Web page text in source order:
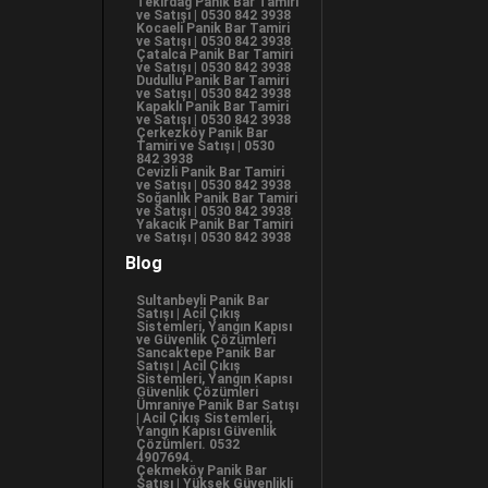
çıkış
kapımıza
taktırdık.
Sağlam
malzeme
kullanılmış.
Uzun ömürlü
olduğu belli
oluyor.”
0530 842 39 38
“İstanbul
içinde uygun
ve Satışı | 0530 842 3938
Kocaeli Panik Bar Tamiri
ve Satışı | 0530 842 3938
Çatalca Panik Bar Tamiri
ve Satışı | 0530 842 3938
Dudullu Panik Bar Tamiri
ve Satışı | 0530 842 3938
Kapaklı Panik Bar Tamiri
ve Satışı | 0530 842 3938
Çerkezköy Panik Bar
Tamiri ve Satışı | 0530
842 3938
Cevizli Panik Bar Tamiri
ve Satışı | 0530 842 3938
Soğanlık Panik Bar Tamiri
ve Satışı | 0530 842 3938
Yakacık Panik Bar Tamiri
ve Satışı | 0530 842 3938
Blog
Sultanbeyli Panik Bar
Satışı | Acil Çıkış
Sistemleri, Yangın Kapısı
ve Güvenlik Çözümleri
Sancaktepe Panik Bar
Satışı | Acil Çıkış
Sistemleri, Yangın Kapısı
Güvenlik Çözümleri
Ümraniye Panik Bar Satışı
| Acil Çıkış Sistemleri,
Yangın Kapısı Güvenlik
Çözümleri. 0532
4907694.
Çekmeköy Panik Bar
Satışı | Yüksek Güvenlikli